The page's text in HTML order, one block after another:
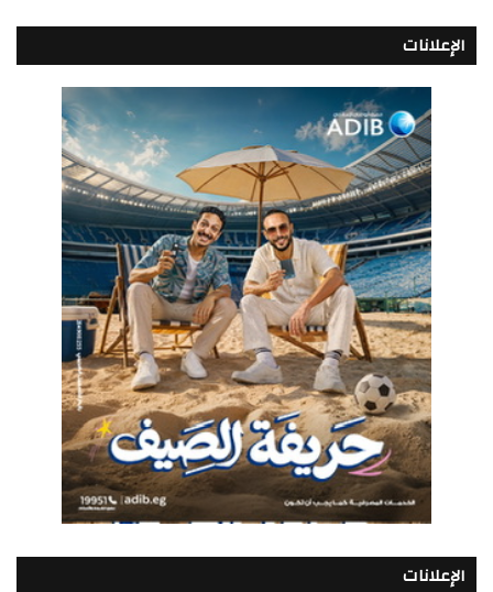
الإعلانات
الإعلانات